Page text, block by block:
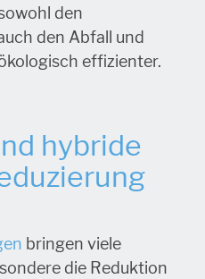
den
den Abfall und
effizienter.
hybride
bringen viele
die Reduktion